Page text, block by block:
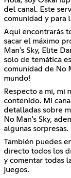
del canal. Este
comunidad y para
Aquí encontrarás
sacar el máximo
Man's Sky, Elite
solo de temática
comunidad de No
mundo!
Respecto a mi, mi
contenido. Mi
detalladas sobre
No Man's Sky,
algunas sorpresas.
También puedes
directo todos los
y comentar todas
juegos.